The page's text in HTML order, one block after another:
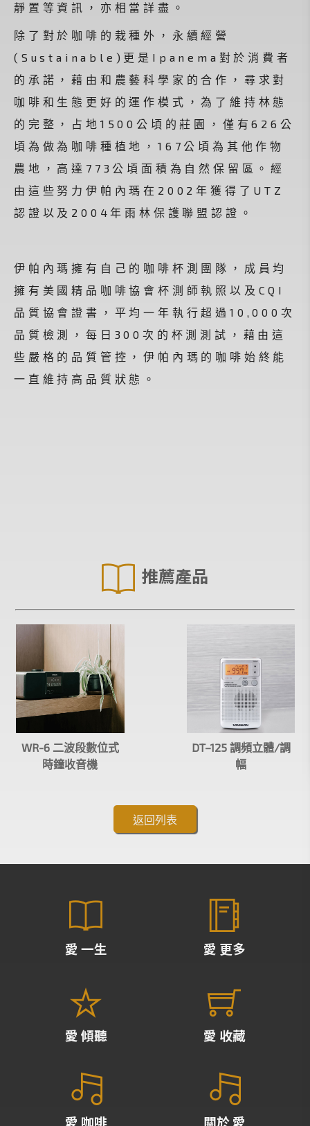
靜置等資訊，亦相當詳盡。
除了對於咖啡的栽種外，永續經營
(Sustainable)更是Ipanema對於消費者
的承諾，藉由和農藝科學家的合作，尋求對
咖啡和生態更好的運作模式，為了維持林態
的完整，占地1500公頃的莊園，僅有626公
頃為做為咖啡種植地，167公頃為其他作物
農地，高達773公頃面積為自然保留區。經
由這些努力伊帕內瑪在2002年獲得了UTZ
認證以及2004年雨林保護聯盟認證。
伊帕內瑪擁有自己的咖啡杯測團隊，成員均
擁有美國精品咖啡協會杯測師執照以及CQI
品質協會證書，平均一年執行超過10,000次
品質檢測，每日300次的杯測測試，藉由這
些嚴格的品質管控，伊帕內瑪的咖啡始終能
一直維持高品質狀態。
推薦產品
WR-6 二波段數位式
時鐘收音機
DT–125 調頻立體∕調
幅
返回列表
愛 一生 愛 更多
愛 傾聽 愛 收藏
愛 咖啡 關於 愛